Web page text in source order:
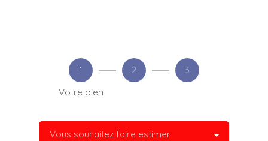
1
Votre bien
2 3
Vous souhaitez faire estimer